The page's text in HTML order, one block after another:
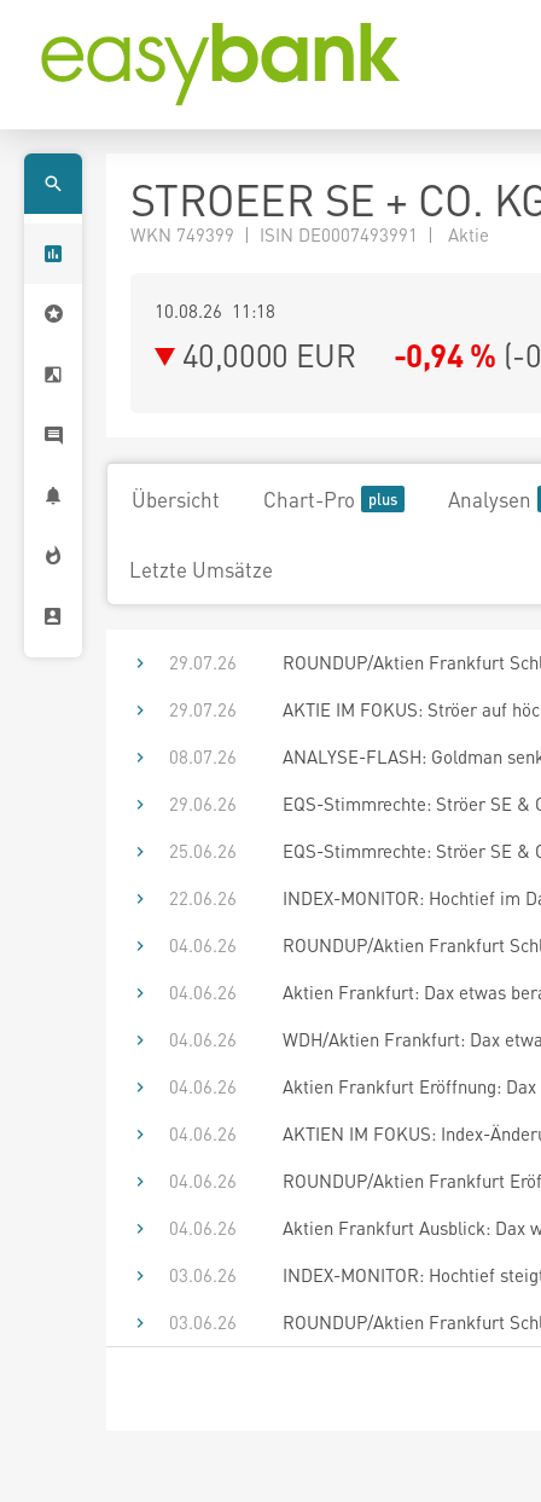
STROEER SE + CO.
WKN 749399 | ISIN DE0007493991 | Aktie
10.08.26 11:18
40,0000 EUR -0,94 % (-
Übersicht Chart-Pro Analysen
Letzte Umsätze
29.07.26
ROUNDUP/Aktien Frankfurt
29.07.26
AKTIE IM FOKUS: Ströer auf
08.07.26
ANALYSE-FLASH: Goldman
29.06.26
EQS-Stimmrechte: Ströer SE &
25.06.26
EQS-Stimmrechte: Ströer SE &
22.06.26
INDEX-MONITOR: Hochtief im
04.06.26
ROUNDUP/Aktien Frankfurt
04.06.26
Aktien Frankfurt: Dax etwas
04.06.26
WDH/Aktien Frankfurt: Dax
04.06.26
Aktien Frankfurt Eröffnung:
04.06.26
AKTIEN IM FOKUS: Index-
04.06.26
ROUNDUP/Aktien Frankfurt
04.06.26
Aktien Frankfurt Ausblick: Dax
03.06.26
INDEX-MONITOR: Hochtief
03.06.26
ROUNDUP/Aktien Frankfurt